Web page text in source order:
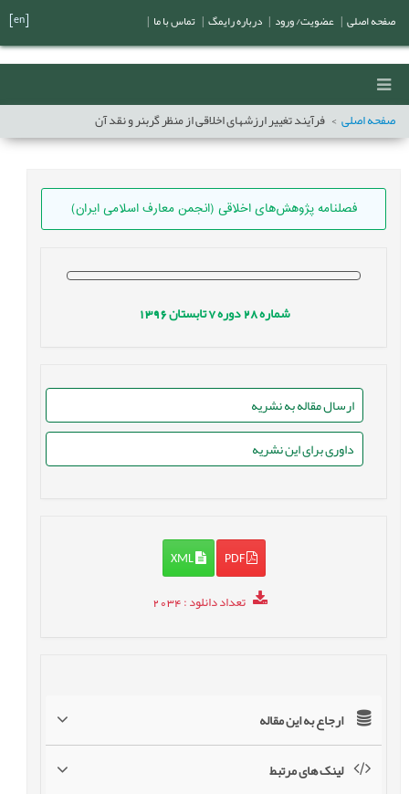
صفحه اصلی فرآیند تغییر ارزشهای اخلاقی از منظر گربنر و نقد آن
فصلنامه پژوهش‌های اخلاقی (انجمن معارف اسلامی ایران)
شماره28 دوره7 تابستان1396
ارسال مقاله به نشریه
داوری برای این نشریه
PDF
XML
تعداد دانلود: 2034
ارجاع به این مقاله
لینک های مرتبط
صفحه اصلی عضویت/ ورود درباره رایمگ تماس با ما